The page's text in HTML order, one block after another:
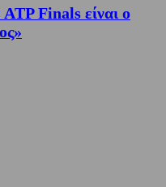
Finals είναι ο